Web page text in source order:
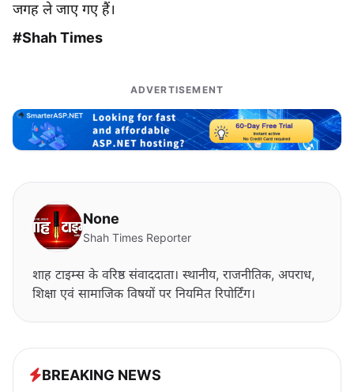
जगह ले जाए गए हैं।
#Shah Times
ADVERTISEMENT
None
Shah Times Reporter
शाह टाइम्स के वरिष्ठ संवाददाता। स्थानीय, राजनीतिक, अपराध,
शिक्षा एवं सामाजिक विषयों पर नियमित रिपोर्टिंग।
BREAKING NEWS